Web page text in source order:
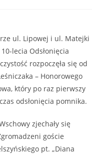
ul. Lipowej i ul. Matejki
lecia Odsłonięcia
rozpoczęła się od
– Honorowego
który po raz pierwszy
odsłonięcia pomnika.
zjechały się
goście
pt. „Diana